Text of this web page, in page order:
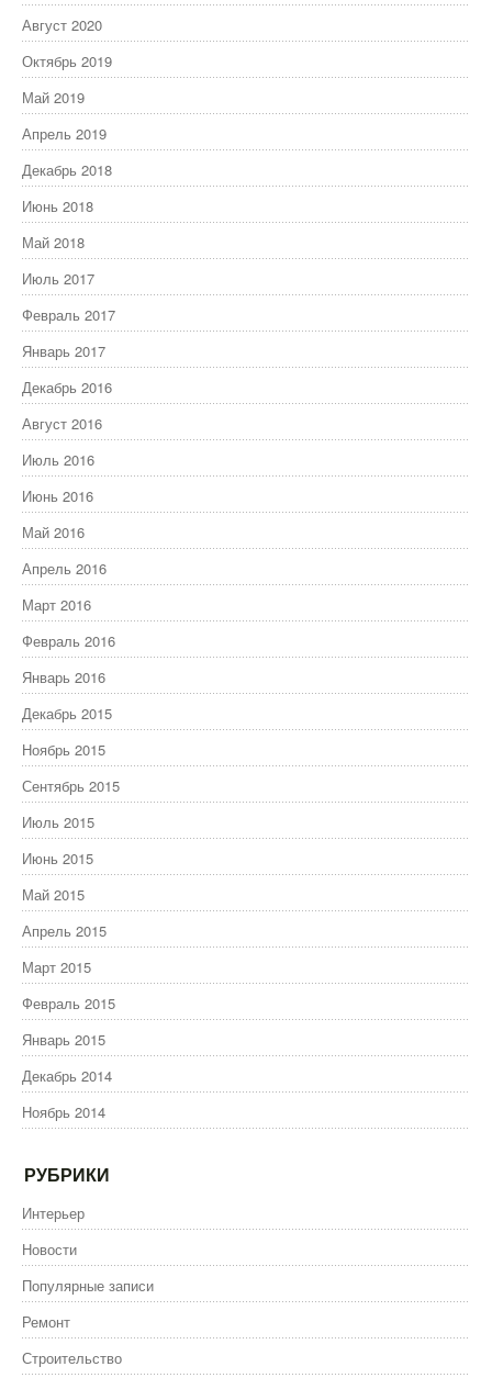
Август 2020
Октябрь 2019
Май 2019
Апрель 2019
Декабрь 2018
Июнь 2018
Май 2018
Июль 2017
Февраль 2017
Январь 2017
Декабрь 2016
Август 2016
Июль 2016
Июнь 2016
Май 2016
Апрель 2016
Март 2016
Февраль 2016
Январь 2016
Декабрь 2015
Ноябрь 2015
Сентябрь 2015
Июль 2015
Июнь 2015
Май 2015
Апрель 2015
Март 2015
Февраль 2015
Январь 2015
Декабрь 2014
Ноябрь 2014
РУБРИКИ
Интерьер
Новости
Популярные записи
Ремонт
Строительство